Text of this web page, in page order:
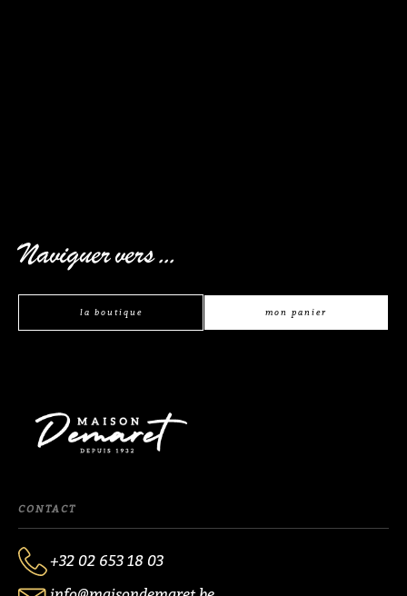
Naviguer vers ...
la boutique mon panier
CONTACT
+32 02 653 18 03